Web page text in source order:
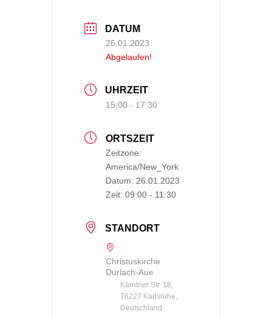
DATUM
26.01.2023
Abgelaufen!
UHRZEIT
15:00 - 17:30
ORTSZEIT
Zeitzone:
America/New_York
Datum: 26.01.2023
Zeit: 09:00 - 11:30
STANDORT
Christuskirche
Durlach-Aue
Kärntner Str. 18,
76227 Karlsruhe,
Deutschland